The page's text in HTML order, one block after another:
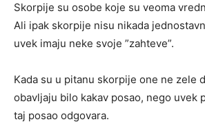
Skorpije su osobe koje su veoma
Ali ipak skorpije nisu nikada
uvek imaju neke svoje ”zahteve”.
Kada su u pitanu skorpije one ne zele
obavljaju bilo kakav posao, nego uvek
taj posao odgovara.